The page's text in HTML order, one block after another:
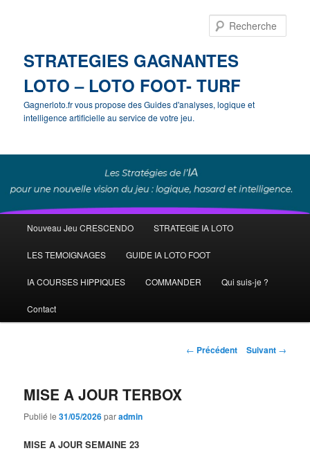
STRATEGIES GAGNANTES
LOTO – LOTO FOOT- TURF
Gagnerloto.fr vous propose des Guides d'analyses, logique et
intelligence artificielle au service de votre jeu.
principal
Aller
au
contenu
Nouveau Jeu CRESCENDO STRATEGIE IA LOTO
LES TEMOIGNAGES GUIDE IA LOTO FOOT
IA COURSES HIPPIQUES COMMANDER Qui suis-je ?
Contact
Navigation
← Précédent Suivant →
MISE A JOUR TERBOX
Publié le31/05/2026paradmin
MISE A JOUR SEMAINE 23